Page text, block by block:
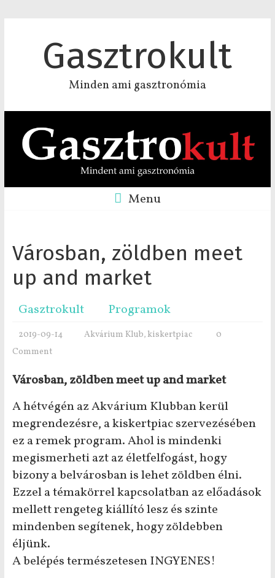
Gasztrokult
Minden ami gasztronómia
Menu
Városban, zöldben meet
up and market
Gasztrokult Programok
2019-09-14 Akvárium Klub, kiskertpiac
0
Comment
Városban, zöldben meet up and market
A hétvégén az Akvárium Klubban kerül
megrendezésre, a kiskertpiac szervezésében
ez a remek program. Ahol is mindenki
megismerheti azt az életfelfogást, hogy
bizony a belvárosban is lehet zöldben élni.
Ezzel a témakörrel kapcsolatban az előadások
mellett rengeteg kiállító lesz és szinte
mindenben segítenek, hogy zöldebben
éljünk.
A belépés természetesen INGYENES!